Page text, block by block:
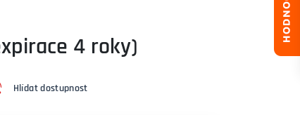
4 roky)
Hlídat dostupnost